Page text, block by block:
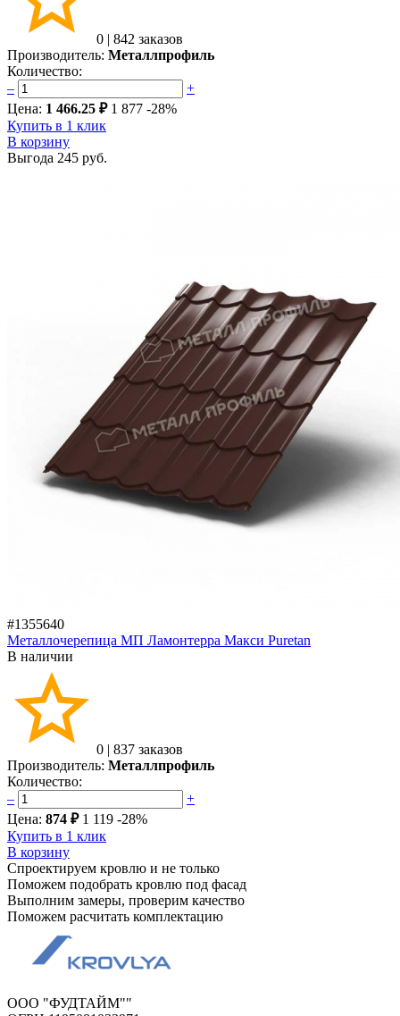
0 | 842 заказов
Производитель: Металлпрофиль
Количество:
–
+
Цена: 1 466.25 ₽ 1 877 -28%
Купить в 1 клик
В корзину
Выгода 245 руб.
#1355640
Металлочерепица МП Ламонтерра Макси Puretan
В наличии
0 | 837 заказов
Производитель: Металлпрофиль
Количество:
–
+
Цена: 874 ₽ 1 119 -28%
Купить в 1 клик
В корзину
Спроектируем кровлю и не только
Поможем подобрать кровлю под фасад
Выполним замеры, проверим качество
Поможем расчитать комплектацию
ООО "ФУДТАЙМ""